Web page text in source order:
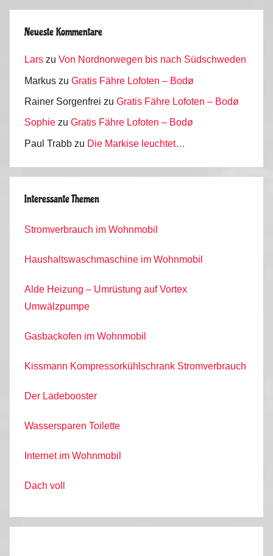
Neueste Kommentare
Lars zu Von Nordnorwegen bis nach Südschweden
Markus zu Gratis Fähre Lofoten – Bodø
Rainer Sorgenfrei zu Gratis Fähre Lofoten – Bodø
Sophie zu Gratis Fähre Lofoten – Bodø
Paul Trabb zu Die Markise leuchtet…
Interessante Themen
Stromverbrauch im Wohnmobil
Haushaltswaschmaschine im Wohnmobil
Alde Heizung – Umrüstung auf Vortex
Umwälzpumpe
Gasbackofen im Wohnmobil
Kissmann Kompressorkühlschrank Stromverbrauch
Der Ladebooster
Wassersparen Toilette
Internet im Wohnmobil
Dach voll